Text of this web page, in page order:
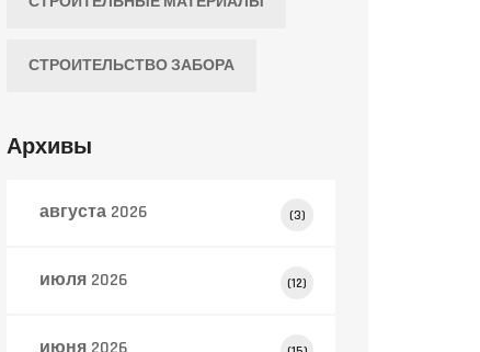
СТРОИТЕЛЬСТВО ЗАБОРА
Архивы
августа 2026 (3)
июля 2026 (12)